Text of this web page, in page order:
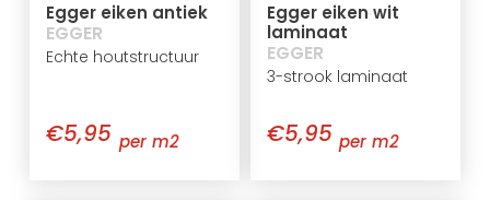
Egger eiken antiek
EGGER
Echte houtstructuur
€5,95 per m2
Egger eiken wit
laminaat
EGGER
3-strook laminaat
€5,95 per m2